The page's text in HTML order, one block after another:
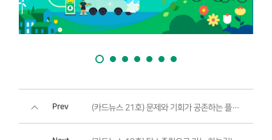
Prev (카드뉴스 21호) 문제와 기회가 공존하는 플라스틱 시대